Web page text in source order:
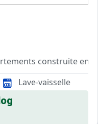
construite en
de la Perrière - 266
et agréable, ce
Lave-vaisselle